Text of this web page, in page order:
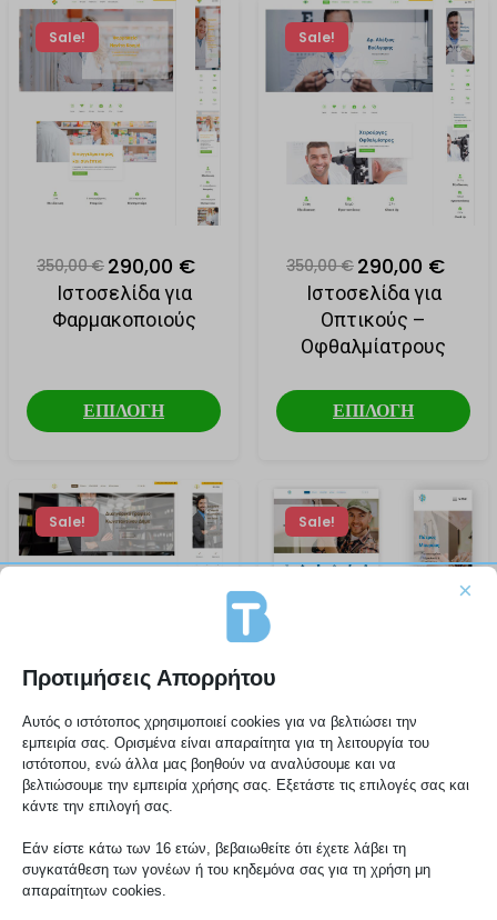
Sale!
350,00 € 290,00 €
Ιστοσελίδα για
Φαρμακοποιούς
ΕΠΙΛΟΓΗ
Sale!
350,00 € 290,00 €
Ιστοσελίδα για
Οπτικούς –
Οφθαλμίατρους
ΕΠΙΛΟΓΗ
Sale!
350,00 €290,00 €
Ιστοσελίδα για
Δικηγόρους
Sale!
350,00 €290,00 €
Website for
websites
Προτιμήσεις Απορρήτου
×
Αυτός ο ιστότοπος χρησιμοποιεί cookies για να βελτιώσει την
εμπειρία σας. Ορισμένα είναι απαραίτητα για τη λειτουργία του
ιστότοπου, ενώ άλλα μας βοηθούν να αναλύσουμε και να
βελτιώσουμε την εμπειρία χρήσης σας. Εξετάστε τις επιλογές σας και
κάντε την επιλογή σας.
Εάν είστε κάτω των 16 ετών, βεβαιωθείτε ότι έχετε λάβει τη
συγκατάθεση των γονέων ή του κηδεμόνα σας για τη χρήση μη
απαραίτητων cookies.